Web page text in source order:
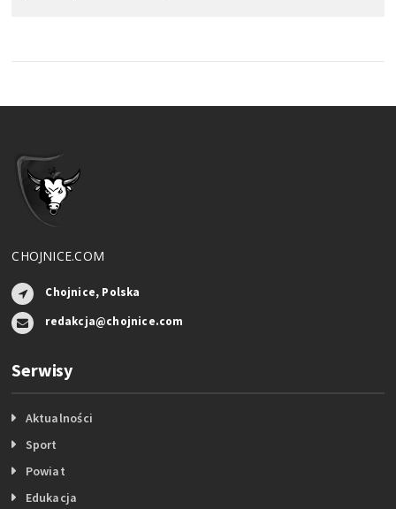
CHOJNICE.COM
Chojnice, Polska
redakcja@chojnice.com
Serwisy
Aktualności
Sport
Powiat
Edukacja